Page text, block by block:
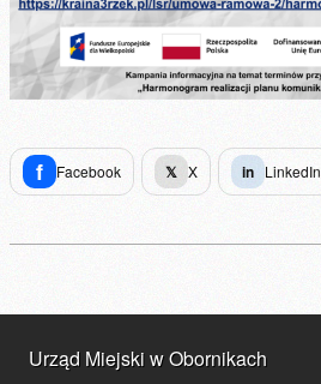
f Facebook 𝕏 X in LinkedIn
Urząd Miejski w Obornikach